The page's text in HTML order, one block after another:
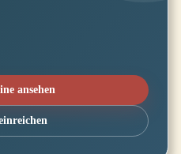
ansehen